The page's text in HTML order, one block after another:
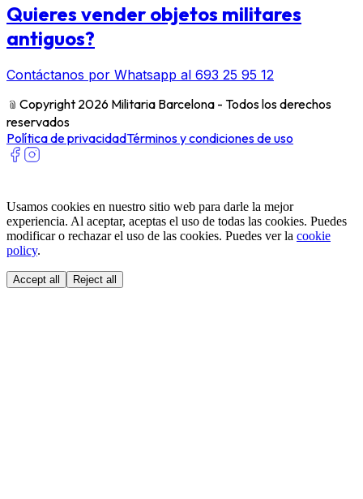
Quieres vender objetos militares
antiguos?
Contáctanos por Whatsapp al 693 25 95 12
﹫ Copyright 2026 Militaria Barcelona - Todos los derechos
reservados
Política de privacidadTérminos y condiciones de uso
Usamos cookies en nuestro sitio web para darle la mejor
experiencia. Al aceptar, aceptas el uso de todas las cookies. Puedes
modificar o rechazar el uso de las cookies. Puedes ver la cookie
policy.
Accept all Reject all